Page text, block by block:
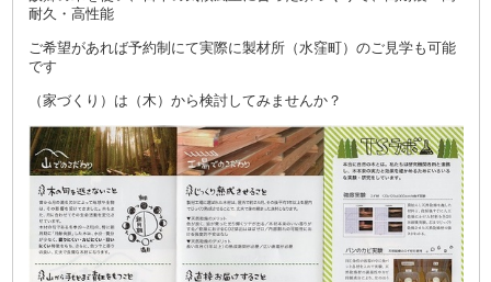
耐久・高性能
ご希望があれば予約制にて実際に製材所（水窪町）のご見学も可能
です
（家づくり）は（木）から検討してみませんか？